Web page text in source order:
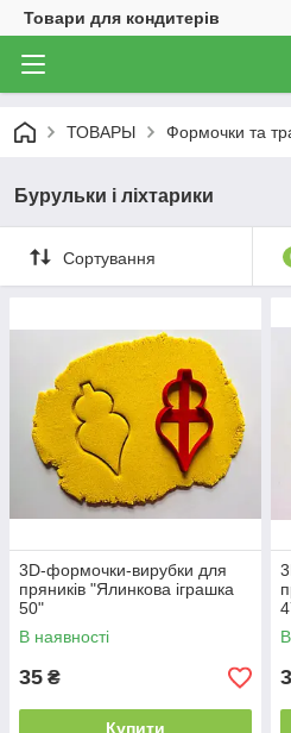
Товари для кондитерів
ТОВАРЫ Формочки та
Бурульки і ліхтарики
Сортування
3D-формочки-вирубки для
пряників "Ялинкова іграшка
50"
В наявності
35 ₴
Купити